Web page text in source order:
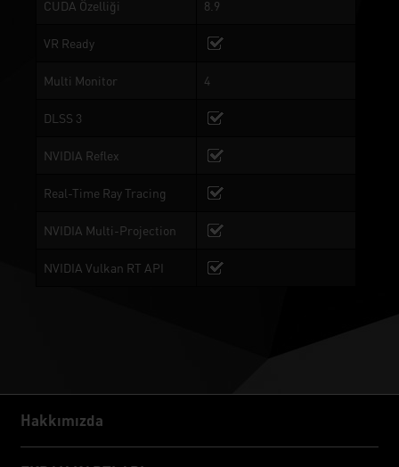
CUDA Özelliği 8.9
VR Ready
Multi Monitor 4
DLSS 3
NVIDIA Reflex
Real-Time Ray Tracing
NVIDIA Multi-Projection
NVIDIA Vulkan RT API
Hakkımızda
Hakkımızda